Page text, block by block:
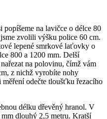
na lavičce o délce 80
zvolili výšku police 60 cm.
lepené smrkové laťovky o
800 a 1200 mm. Delší
na polovinu, čímž vám
z nichž vyrobíte nohy
odečte tloušťku řezacího
délku dřevěný hranol. V
dlouhý 2,5 metru. Kratší